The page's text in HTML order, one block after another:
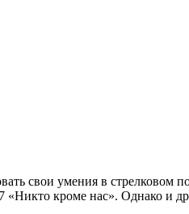
свои умения в
кроме нас». Однако и